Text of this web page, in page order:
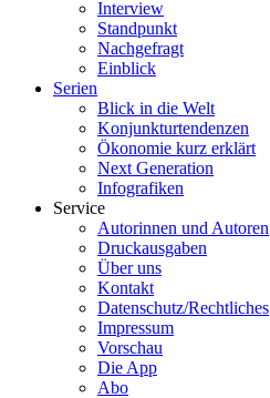
Interview
Standpunkt
Nachgefragt
Einblick
Serien
Blick in die Welt
Konjunkturtendenzen
Ökonomie kurz erklärt
Next Generation
Infografiken
Service
Autorinnen und Autoren
Druckausgaben
Über uns
Kontakt
Datenschutz/Rechtliches
Impressum
Vorschau
Die App
Abo